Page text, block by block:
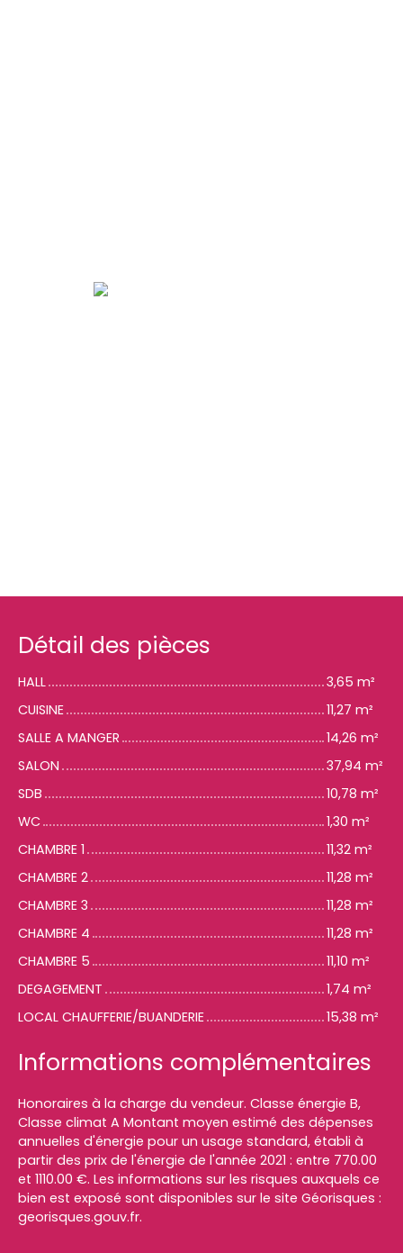
Détail des pièces
HALL
3,65 m²
CUISINE
11,27 m²
SALLE A MANGER
14,26 m²
SALON
37,94 m²
SDB
10,78 m²
WC
1,30 m²
CHAMBRE 1
11,32 m²
CHAMBRE 2
11,28 m²
CHAMBRE 3
11,28 m²
CHAMBRE 4
11,28 m²
CHAMBRE 5
11,10 m²
DEGAGEMENT
1,74 m²
LOCAL CHAUFFERIE/BUANDERIE
15,38 m²
Informations complémentaires
Honoraires à la charge du vendeur. Classe énergie B,
Classe climat A Montant moyen estimé des dépenses
annuelles d'énergie pour un usage standard, établi à
partir des prix de l'énergie de l'année 2021 : entre 770.00
et 1110.00 €. Les informations sur les risques auxquels ce
bien est exposé sont disponibles sur le site Géorisques :
georisques.gouv.fr.